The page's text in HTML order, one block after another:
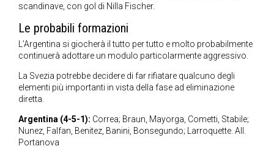
scandinave, con gol di Nilla Fischer.
Le probabili formazioni
L’Argentina si giocherà il tutto per tutto e molto probabilmente
continuerà adottare un modulo particolarmente aggressivo.
La Svezia potrebbe decidere di far rifiatare qualcuno degli
elementi più importanti in vista della fase ad eliminazione
diretta.
Argentina (4-5-1): Correa; Braun, Mayorga, Cometti, Stabile;
Nunez, Falfan, Benitez, Banini, Bonsegundo; Larroquette. All.
Portanova